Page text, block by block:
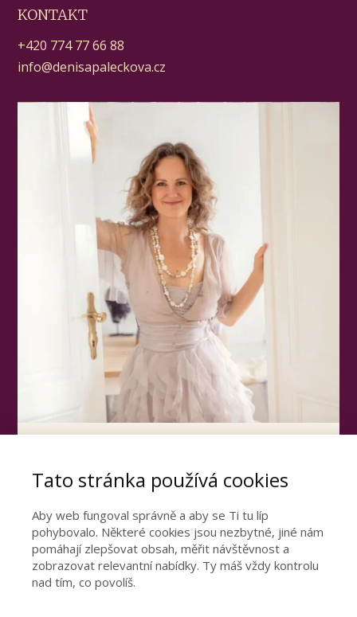
KONTAKT
+420 774 77 66 88
info@denisapaleckova.cz
šťastnému vztahu
Podívejte se video, ve kterém se dozvíte
nejdůležitější poznatky z mé 15leté praxe.
CHCI ŠŤASTNÝ VZTAH
Tato stránka používá cookies
Aby web fungoval správně a aby se Ti tu líp
pohybovalo. Některé cookies jsou nezbytné, jiné nám
pomáhají zlepšovat obsah, měřit návštěvnost a
zobrazovat relevantní nabídky. Ty máš vždy kontrolu
nad tím, co povolíš.